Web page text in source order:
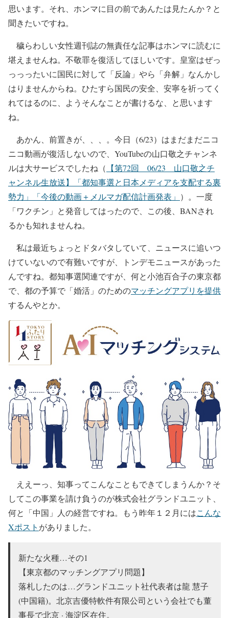
思います。それ、ホンマに目の前であんたは見たんか？と
聞きたいですね。
穢らわしい女性週刊誌の無責任な記事はホンマに読むに
堪えませんね。不敬罪を復活してほしいです。皇室はぜっ
っっったいに国民に対して「反論」やら「弁解」なんかし
はりませんからね。ひたすら国民の安全、安寧を祈ってく
れてはるのに、ようそんなことが書けるな、と思います
ね。
あかん、前置きが、、、。今日（6/23）はまだまだニコ
ニコ動画が復活しないので、YouTubeの山口敬之チャンネ
ルは大サービスでしたね（ 【第72回 06/23 山口敬之チ
ャンネル生放送】「都知事選と日本メディアを支配する裏
勢力」「今後の動画＋メルマガ配信計画発表」 ）。一度
「ワクチン」と発音してはったので、この後、BANされ
るかも知れませんね。
私は最近ちょっとドタバタしていて、ニュースに追いつ
けていないので有難いですが、トンデモニュースがあった
んですね。都知事選関連ですが、何と小池百合子の東京都
で、都の予算で「婚活」のためのマッチングアプリを提供
するんやとか。
ええーっ、知事ってこんなこともできてしまうんか？そ
してこの事業を請け負うのが株式会社グランドユニット、
何と「中国」人の経営ですね。もう昨年１２月にはこんな
Xポスト がありました。
新たな火種…その1
【東京都のマッチングアプリ問題】
落札したのは…グランドユニット社代表者は龍 慧子
(中国籍)。北京吉優特軟件有限公司という会社でも董
事長で北京 · 海淀区在住。